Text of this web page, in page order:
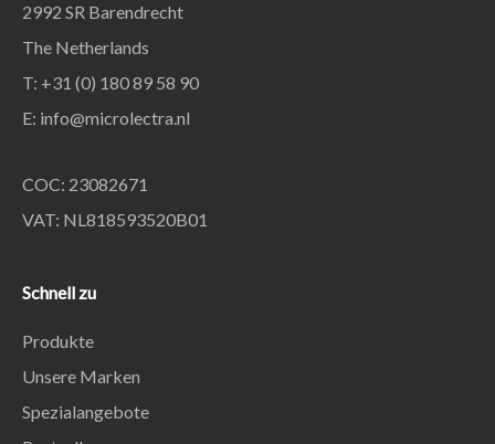
2992 SR Barendrecht
The Netherlands
T: +31 (0) 180 89 58 90
E: info@microlectra.nl
COC: 23082671
VAT: NL818593520B01
Schnell zu
Produkte
Unsere Marken
Spezialangebote